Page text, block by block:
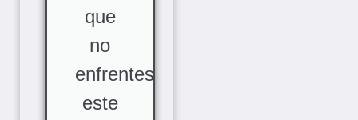
que
no
enfrentes
este